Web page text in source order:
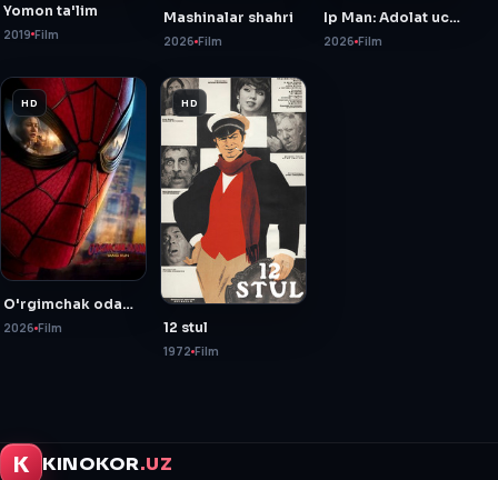
Yomon ta'lim
2019 Film
Mashinalar shahri
2026 Film
Ip Man: Adolat uchun kurash
2026 Film
HD
O'rgimchak odam: Yangi kun
2026 Film
HD
12 stul
1972 Film
K KINOKOR.UZ